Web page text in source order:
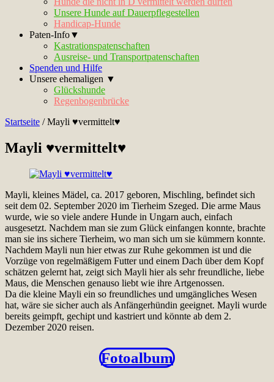
Unsere Hunde auf Dauerpflegestellen
Handicap-Hunde
Paten-Info▼
Kastrationspatenschaften
Ausreise- und Transportpatenschaften
Spenden und Hilfe
Unsere ehemaligen ▼
Glückshunde
Regenbogenbrücke
Startseite /Mayli ♥vermittelt♥
Mayli ♥vermittelt♥
Mayli, kleines Mädel, ca. 2017 geboren, Mischling, befindet sich
seit dem 02. September 2020 im Tierheim Szeged. Die arme Maus
wurde, wie so viele andere Hunde in Ungarn auch, einfach
ausgesetzt. Nachdem man sie zum Glück einfangen konnte, brachte
man sie ins sichere Tierheim, wo man sich um sie kümmern konnte.
Nachdem Mayli nun hier etwas zur Ruhe gekommen ist und die
Vorzüge von regelmäßigem Futter und einem Dach über dem Kopf
schätzen gelernt hat, zeigt sich Mayli hier als sehr freundliche, liebe
Maus, die Menschen genauso liebt wie ihre Artgenossen.
Da die kleine Mayli ein so freundliches und umgängliches Wesen
hat, wäre sie sicher auch als Anfängerhündin geeignet. Mayli wurde
bereits geimpft, gechipt und kastriert und könnte ab dem 2.
Dezember 2020 reisen.
Fotoalbum